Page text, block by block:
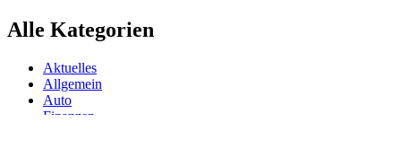
Alle Kategorien
Aktuelles
Allgemein
Auto
Finanzen